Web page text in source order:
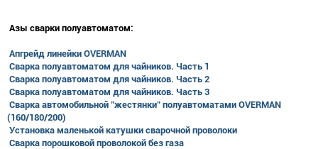
Азы сварки полуавтоматом:
Апгрейд линейки OVERMAN
Сварка полуавтоматом для чайников. Часть 1
Сварка полуавтоматом для чайников. Часть 2
Сварка полуавтоматом для чайников. Часть 3
Сварка автомобильной "жестянки" полуавтоматами OVERMAN
(160/180/200)
Установка маленькой катушки сварочной проволоки
Сварка порошковой проволокой без газа